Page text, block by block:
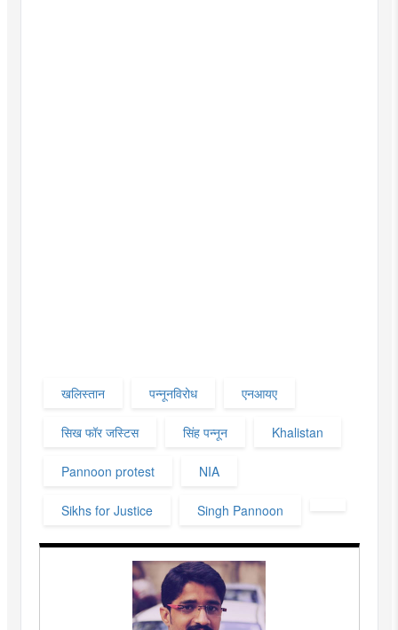
खलिस्तान पन्नूनविरोध एनआयए
सिख फॉर जस्टिस सिंह पन्नून Khalistan
Pannoon protest NIA
Sikhs for Justice Singh Pannoon